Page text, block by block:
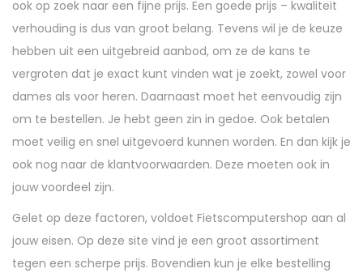
ook op zoek naar een fijne prijs. Een goede prijs – kwaliteit
verhouding is dus van groot belang. Tevens wil je de keuze
hebben uit een uitgebreid aanbod, om ze de kans te
vergroten dat je exact kunt vinden wat je zoekt, zowel voor
dames als voor heren. Daarnaast moet het eenvoudig zijn
om te bestellen. Je hebt geen zin in gedoe. Ook betalen
moet veilig en snel uitgevoerd kunnen worden. En dan kijk je
ook nog naar de klantvoorwaarden. Deze moeten ook in
jouw voordeel zijn.
Gelet op deze factoren, voldoet Fietscomputershop aan al
jouw eisen. Op deze site vind je een groot assortiment
tegen een scherpe prijs. Bovendien kun je elke bestelling